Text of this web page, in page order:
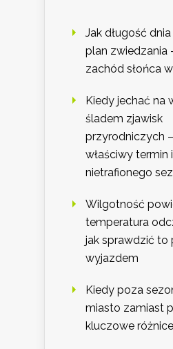
Jak długość
plan zwiedzania
zachód słońca
Kiedy jechać na
śladem zjawisk
przyrodniczych
właściwy termin
nietrafionego
Wilgotność
temperatura
jak sprawdzić to
wyjazdem
Kiedy poza
miasto zamiast
kluczowe